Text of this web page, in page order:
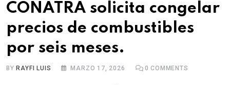
CONATRA solicita congelar
precios de combustibles
por seis meses.
BY RAYFI LUIS MARZO 17, 2026 0 COMMENTS